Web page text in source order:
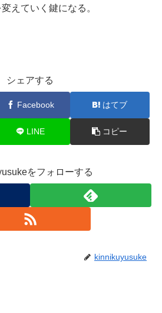
えていく鍵になる。
シェアする
Facebook はてブ
LINE コピー
をフォローする
kinnikuyusuke